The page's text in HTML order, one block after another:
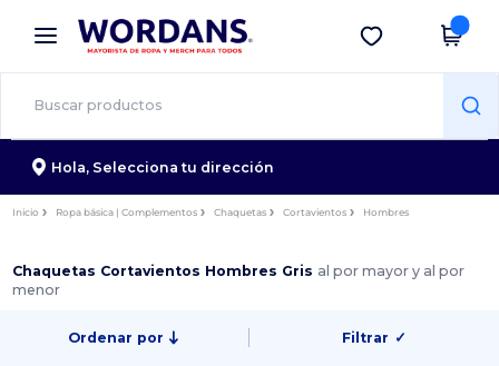
× App de Wordans
¡Mejores precios en app!
Descargar app
Hola, Selecciona tu dirección
Inicio Ropa básica | Complementos Chaquetas Cortavientos Hombres
Chaquetas Cortavientos Hombres Gris al por mayor y al por
menor
Ordenar por Filtrar ✓